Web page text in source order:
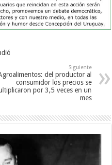
Siguiente
del productor al
consumidor los precios se
por 3,5 veces en un
mes